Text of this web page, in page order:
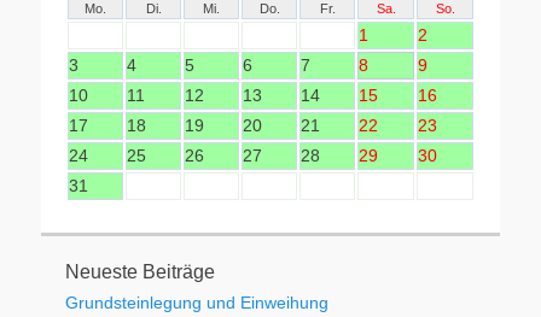
Mo. Di. Mi. Do. Fr. Sa. So.
1
2
3
4 5 6 7 8
9
10
11 12 13 14 15
16
17
18 19 20 21 22
23
24
25 26 27 28 29
30
31
Neueste Beiträge
Grundsteinlegung und Einweihung